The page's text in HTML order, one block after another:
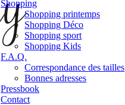
Shopping
Shopping printemps
Shopping Déco
Shopping sport
Shopping Kids
F.A.Q.
Correspondance des tailles
Bonnes adresses
Pressbook
Contact